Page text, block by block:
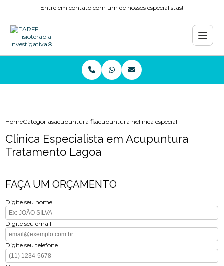
Entre em contato com um de nossos especialistas!
HomeCategoriasacupuntura fisioterapiaacupuntura nervo ciaticoclinica especialista em
Clínica Especialista em Acupuntura
Tratamento Lagoa
FAÇA UM ORÇAMENTO
Digite seu nome
Digite seu email
Digite seu telefone